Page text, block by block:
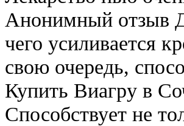
Анонимный отзыв
чего усиливается
свою очередь,
Купить Виагру в
Способствует не